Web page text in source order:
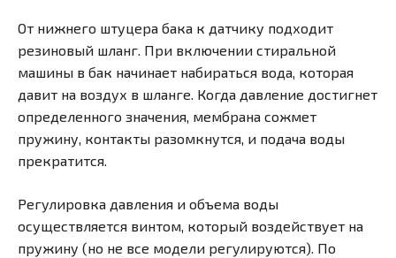
От нижнего штуцера бака к датчику подходит
резиновый шланг. При включении стиральной
машины в бак начинает набираться вода, которая
давит на воздух в шланге. Когда давление достигнет
определенного значения, мембрана сожмет
пружину, контакты разомкнутся, и подача воды
прекратится.
Регулировка давления и объема воды
осуществляется винтом, который воздействует на
пружину (но не все модели регулируются). По